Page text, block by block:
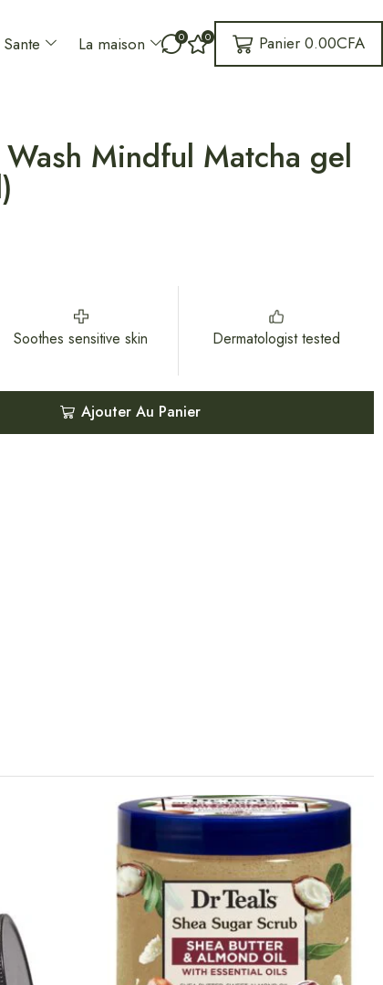
Sante La maison 0 0 Panier 0.00CFA
Mindful Matcha gel
Soothes sensitive skin Dermatologist tested
Ajouter Au Panier